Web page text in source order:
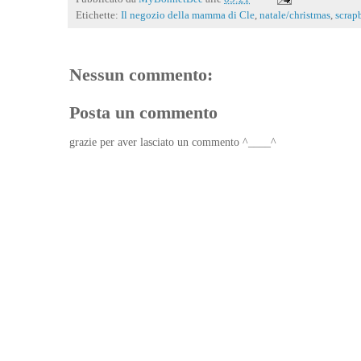
Etichette: Il negozio della mamma di Cle natale/christmas
Nessun commento:
Posta un commento
grazie per aver lasciato un commento ^____^